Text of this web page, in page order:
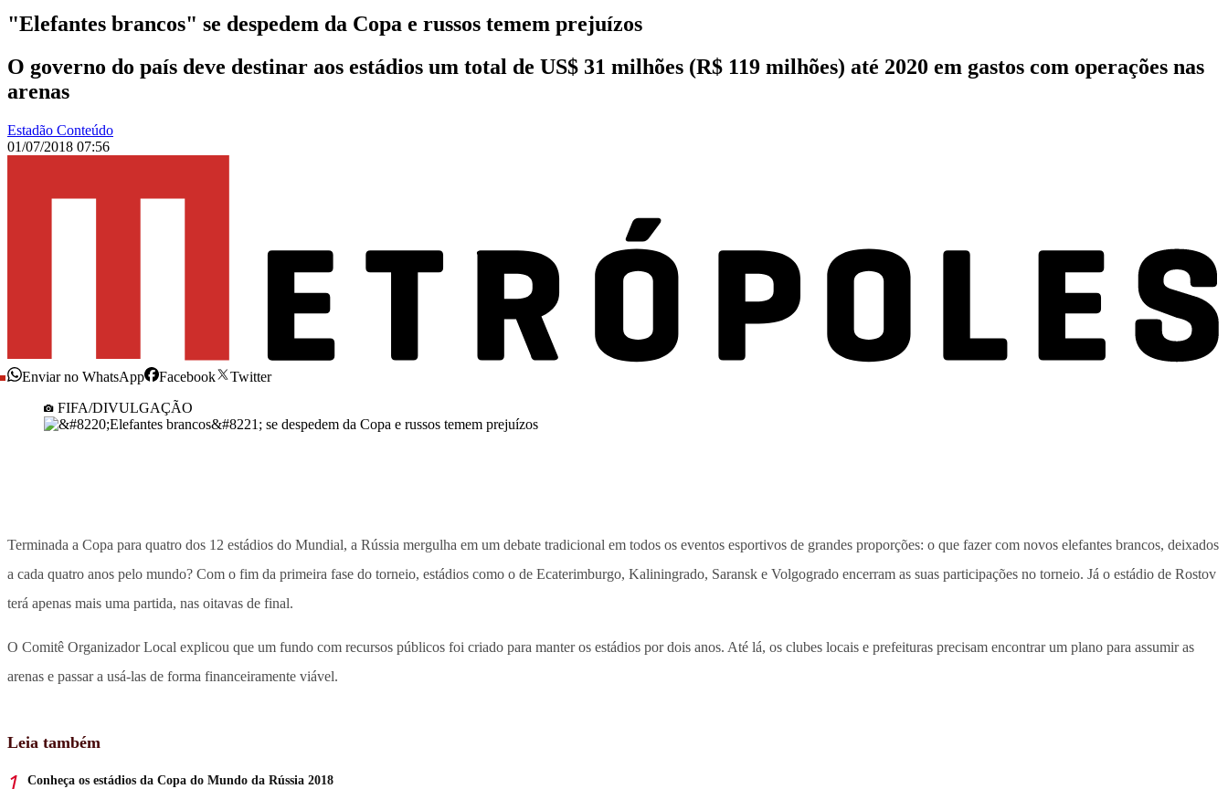
"Elefantes brancos" se despedem da Copa e russos temem prejuízos
O governo do país deve destinar aos estádios um total de US$ 31 milhões (R$ 119 milhões) até 2020 em gastos com operações nas
arenas
Estadão Conteúdo
01/07/2018 07:56
Enviar no WhatsApp Facebook
Twitter
FIFA/DIVULGAÇÃO
Terminada a Copa para quatro dos 12 estádios do Mundial, a Rússia mergulha em um debate tradicional em todos os eventos esportivos de grandes proporções: o que fazer com novos elefantes brancos, deixados
a cada quatro anos pelo mundo? Com o fim da primeira fase do torneio, estádios como o de Ecaterimburgo, Kaliningrado, Saransk e Volgogrado encerram as suas participações no torneio. Já o estádio de Rostov
terá apenas mais uma partida, nas oitavas de final.
O Comitê Organizador Local explicou que um fundo com recursos públicos foi criado para manter os estádios por dois anos. Até lá, os clubes locais e prefeituras precisam encontrar um plano para assumir as
arenas e passar a usá-las de forma financeiramente viável.
Leia também
Conheça os estádios da Copa do Mundo da Rússia 2018